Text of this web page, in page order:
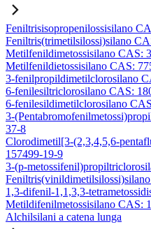
Feniltrisisopropenilossisilano
Feniltris(trimetilsilossi)silano
Metilfenildimetossisilano CAS:
Metilfenildietossisilano CAS:
3-fenilpropildimetilclorosilano
6-fenilesiltriclorosilano CAS:
6-fenilesildimetilclorosilano
3-
37-8
Clorodimetil[3-(2,3,4,5,6-
157499-19-9
3-(p-
1,3-difenil-1,1,3,3-
Metildifenilmetossisilano CAS:
Alchilsilani a catena lunga